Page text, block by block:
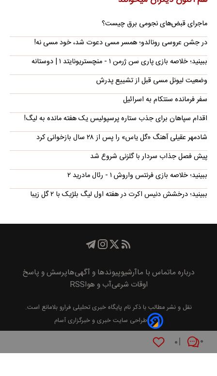
۰ ۰
ماجرای قبض‌های نجومی برق چیست؟
در جشن عروسی رونالدو؛ همسر مسی دعوت شد، خود مسی نه!
ببینید؛ خلاصه بازی پاری سن ژرمن ۱ - منچستریونایتد ۱ | دوستانه
وضعیت لیونل مسی قبل از تشییع پدرش
سفر فرمانده سنتکام به اسرائیل
اقدام سپاهان برای جذب ستاره پرسپولیس یک هفته مانده به لیگ!
شادمهر عقیلی آهنگ «گل یاس» را پس از ۲۸ سال بازخوانی کرد
پیش فصل جذاب سردار با گلزنی شروع شد
ببینید؛ خلاصه بازی فرنتس واروش ۱ - رئال مادرید ۲
ببینید؛ درخشش دنیس اکرت در هفته اول لیگ بلژیک با ۲ گل زیبا
درباره ماتماس با ماآرشیوپیوند‌ها و آگهی‌هاپرسش و پاسخ
اوقات شرعیآب و هواRSS
نقل و نشر مطالب با ذکر نام پايگاه خبری تحليلی فرارو بلامانع است.
طراحی سایت خبری و خبرگزاری آسام